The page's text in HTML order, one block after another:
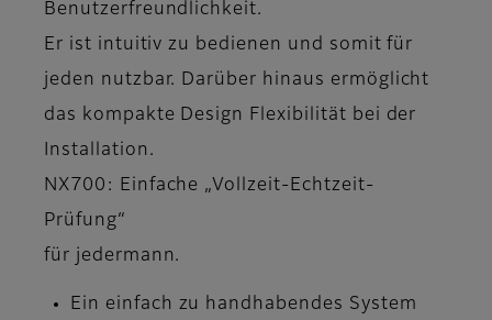
Benutzerfreundlichkeit.
Er ist intuitiv zu bedienen und somit für
jeden nutzbar. Darüber hinaus ermöglicht
das kompakte Design Flexibilität bei der
Installation.
NX700: Einfache „Vollzeit-Echtzeit-
Prüfung“
für jedermann.
Ein einfach zu handhabendes System